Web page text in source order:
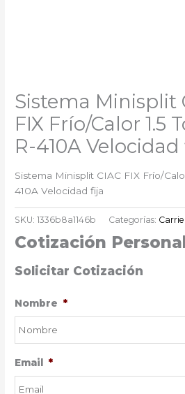
Sistema Minisplit
FIX Frío/Calor 1.5
R-410A Velocidad
Sistema Minisplit CIAC FIX Frío/
410A Velocidad fija
SKU:1336b8a1146b Categorías:
Cotización
Solicitar Cotización
Nombre *
Email *